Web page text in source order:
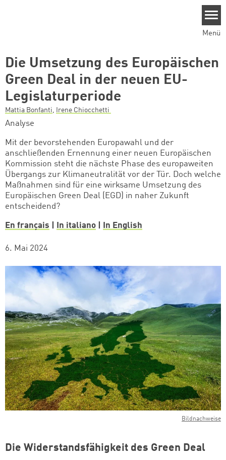
Menü
Die Umsetzung des Europäischen
Green Deal in der neuen EU-
Legislaturperiode
Mattia Bonfanti, Irene Chiocchetti
Analyse
Mit der bevorstehenden Europawahl und der
anschließenden Ernennung einer neuen Europäischen
Kommission steht die nächste Phase des europaweiten
Übergangs zur Klimaneutralität vor der Tür. Doch welche
Maßnahmen sind für eine wirksame Umsetzung des
Europäischen Green Deal (EGD) in naher Zukunft
entscheidend?
En français In italiano In English
6. Mai 2024
Bildnachweise
Die Widerstandsfähigkeit des Green Deal